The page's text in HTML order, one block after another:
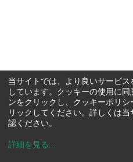
当サイトでは、より良いサービ
しています。クッキーの使用に
ンをクリックし、クッキーポリ
リックしてください。詳しくは当
認ください。
詳細を見る ...